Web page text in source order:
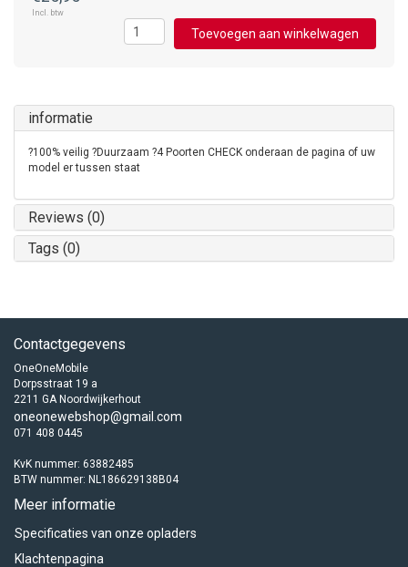
Incl. btw
Toevoegen aan winkelwagen
informatie
?100% veilig ?Duurzaam ?4 Poorten CHECK onderaan de pagina of uw
model er tussen staat
Reviews (0)
Tags (0)
Contactgegevens
OneOneMobile
Dorpsstraat 19 a
2211 GA Noordwijkerhout
oneonewebshop@gmail.com
071 408 0445
KvK nummer: 63882485
BTW nummer: NL186629138B04
Meer informatie
Specificaties van onze opladers
Klachtenpagina